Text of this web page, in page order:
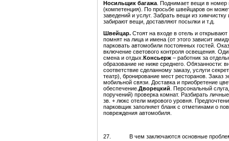
Носильщик багажа . Поднимает вещи в номер
(компетенция). По просьбе швейцаров он
заведений и услуг. Забрать вещи из
забирают вещи, доставляют посылки и т.д.
Швейцар. Стоят на входе в отель и
помнят на лица и имена (от этого зависит
парковать автомобили постоянных гостей.
включение светового контроля освещения.
смена и отдых. Консьерж – работник за
образование не ниже среднего. Обязанности:
соответствие сделанному заказу, услуги
театр), бронирование мест ресторанов. Заказ
мобильной связи. Доставка и приобретение
обеспечение. Дворецкий . Персональный
поручений) проверка комнат. Разбирать
зв. + люкс отели мирового уровня.
парковщик заполняет бланк с отметинами о
повреждения автомобиля.
27. В чем заключаются основные